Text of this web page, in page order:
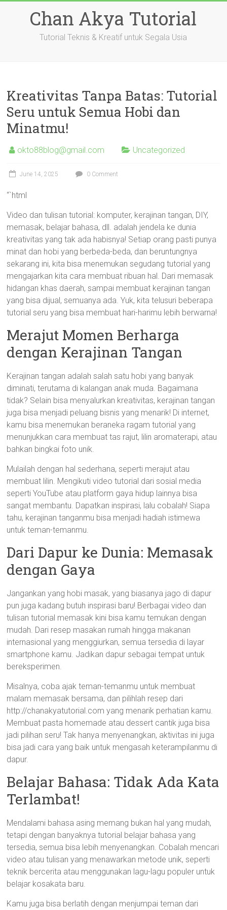
Chan Akya Tutorial
Tutorial Teknis & Kreatif untuk Segala Usia
Kreativitas Tanpa Batas: Tutorial
Seru untuk Semua Hobi dan
Minatmu!
okto88blog@gmail.com Uncategorized
June 14, 2025 0 Comment
“`html
Video dan tulisan tutorial: komputer, kerajinan tangan, DIY,
memasak, belajar bahasa, dll. adalah jendela ke dunia
kreativitas yang tak ada habisnya! Setiap orang pasti punya
minat dan hobi yang berbeda-beda, dan beruntungnya
sekarang ini, kita bisa menemukan segudang tutorial yang
mengajarkan kita cara membuat ribuan hal. Dari memasak
hidangan khas daerah, sampai membuat kerajinan tangan
yang bisa dijual, semuanya ada. Yuk, kita telusuri beberapa
tutorial seru yang bisa membuat hari-harimu lebih berwarna!
Merajut Momen Berharga
dengan Kerajinan Tangan
Kerajinan tangan adalah salah satu hobi yang banyak
diminati, terutama di kalangan anak muda. Bagaimana
tidak? Selain bisa menyalurkan kreativitas, kerajinan tangan
juga bisa menjadi peluang bisnis yang menarik! Di internet,
kamu bisa menemukan beraneka ragam tutorial yang
menunjukkan cara membuat tas rajut, lilin aromaterapi, atau
bahkan bingkai foto unik.
Mulailah dengan hal sederhana, seperti merajut atau
membuat lilin. Mengikuti video tutorial dari sosial media
seperti YouTube atau platform gaya hidup lainnya bisa
sangat membantu. Dapatkan inspirasi, lalu cobalah! Siapa
tahu, kerajinan tanganmu bisa menjadi hadiah istimewa
untuk teman-temanmu.
Dari Dapur ke Dunia: Memasak
dengan Gaya
Jangankan yang hobi masak, yang biasanya jago di dapur
pun juga kadang butuh inspirasi baru! Berbagai video dan
tulisan tutorial memasak kini bisa kamu temukan dengan
mudah. Dari resep masakan rumah hingga makanan
internasional yang menggiurkan, semua tersedia di layar
smartphone kamu. Jadikan dapur sebagai tempat untuk
bereksperimen.
Misalnya, coba ajak teman-temanmu untuk membuat
malam memasak bersama, dan pilihlah resep dari
http://chanakyatutorial.com yang menarik perhatian kamu.
Membuat pasta homemade atau dessert cantik juga bisa
jadi pilihan seru! Tak hanya menyenangkan, aktivitas ini juga
bisa jadi cara yang baik untuk mengasah keterampilanmu di
dapur.
Belajar Bahasa: Tidak Ada Kata
Terlambat!
Mendalami bahasa asing memang bukan hal yang mudah,
tetapi dengan banyaknya tutorial belajar bahasa yang
tersedia, semua bisa lebih menyenangkan. Cobalah mencari
video atau tulisan yang menawarkan metode unik, seperti
teknik bercerita atau menggunakan lagu-lagu populer untuk
belajar kosakata baru.
Kamu juga bisa berlatih dengan menjumpai teman dari